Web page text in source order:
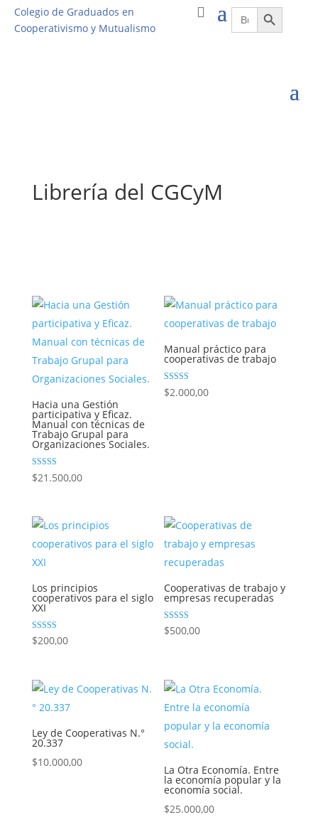
Colegio de Graduados en
Cooperativismo y Mutualismo
Buscar:Botón de búsqueda
Librería del CGCyM
Hacia una Gestión
participativa y Eficaz.
Manual con técnicas de
Trabajo Grupal para
Organizaciones Sociales.
Valorado con
5.00
$21.500,00
Manual práctico para
cooperativas de trabajo
Valorado con
5.00
$2.000,00
Los principios
cooperativos para el siglo
XXI
Valorado con
5.00
$200,00
Cooperativas de trabajo y
empresas recuperadas
Valorad
o con
$500,00
Ley de Cooperativas N.°
20.337
$10.000,00
La Otra Economía. Entre
la economía popular y la
economía social.
$25.000,00